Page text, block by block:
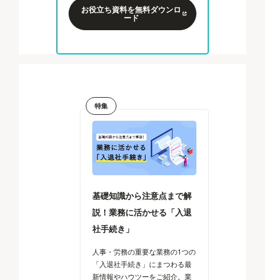
お役立ち資料を無料ダウンロ
ード
特集
基礎知識から注意点まで解
説！業務に活かせる「入退
社手続き」
人事・労務の重要な業務の1つの
「入退社手続き」にまつわる最
新情報やハウツーをご紹介。業